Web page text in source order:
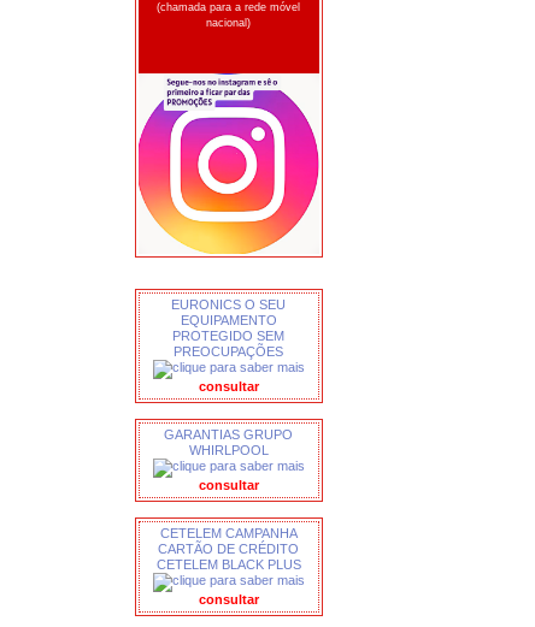
(chamada para a rede móvel
nacional)
EURONICS O SEU
EQUIPAMENTO
PROTEGIDO SEM
PREOCUPAÇÕES
consultar
GARANTIAS GRUPO
WHIRLPOOL
consultar
CETELEM CAMPANHA
CARTÃO DE CRÉDITO
CETELEM BLACK PLUS
consultar